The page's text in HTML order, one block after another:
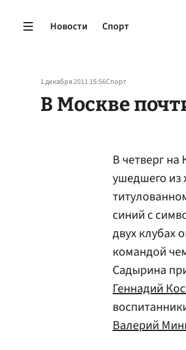
Новости Спорт
1 декабря 2011 15:56Спорт
В Москве
В четверг
ушедшего из
синий с
двух клубах
командой
Садырина
Геннадий
Валерий